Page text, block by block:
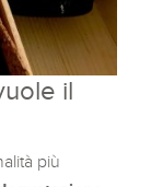
il
più